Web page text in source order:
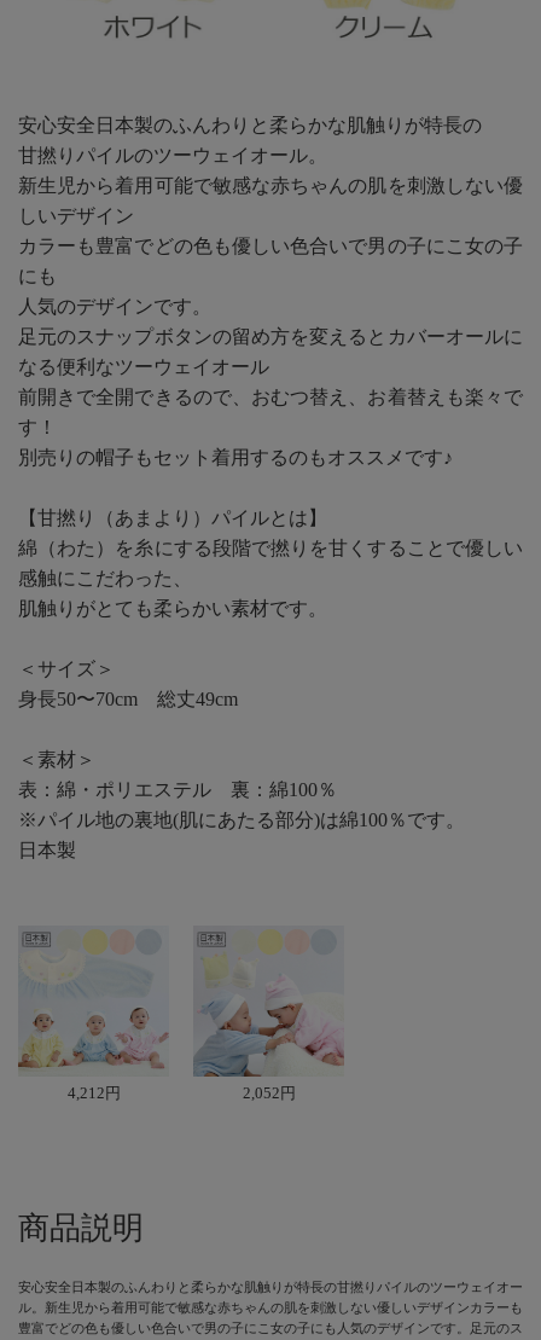
安心安全日本製のふんわりと柔らかな肌触りが特長の
甘撚りパイルのツーウェイオール。
新生児から着用可能で敏感な赤ちゃんの肌を刺激しない優
しいデザイン
カラーも豊富でどの色も優しい色合いで男の子にこ女の子
にも
人気のデザインです。
足元のスナップボタンの留め方を変えるとカバーオールに
なる便利なツーウェイオール
前開きで全開できるので、おむつ替え、お着替えも楽々で
す！
別売りの帽子もセット着用するのもオススメです♪
【甘撚り（あまより）パイルとは】
綿（わた）を糸にする段階で撚りを甘くすることで優しい
感触にこだわった、
肌触りがとても柔らかい素材です。
＜サイズ＞
身長50〜70cm 総丈49cm
＜素材＞
表：綿・ポリエステル 裏：綿100％
※パイル地の裏地(肌にあたる部分)は綿100％です。
日本製
4,212円 2,052円
商品説明
安心安全日本製のふんわりと柔らかな肌触りが特長の甘撚りパイルのツーウェイオー
ル。新生児から着用可能で敏感な赤ちゃんの肌を刺激しない優しいデザインカラーも
豊富でどの色も優しい色合いで男の子にこ女の子にも人気のデザインです。足元のス